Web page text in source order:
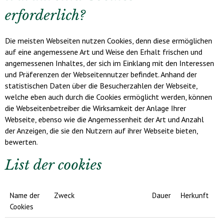
erforderlich?
Die meisten Webseiten nutzen Cookies, denn diese ermöglichen
auf eine angemessene Art und Weise den Erhalt frischen und
angemessenen Inhaltes, der sich im Einklang mit den Interessen
und Präferenzen der Webseitennutzer befindet. Anhand der
statistischen Daten über die Besucherzahlen der Webseite,
welche eben auch durch die Cookies ermöglicht werden, können
die Webseitenbetreiber die Wirksamkeit der Anlage Ihrer
Webseite, ebenso wie die Angemessenheit der Art und Anzahl
der Anzeigen, die sie den Nutzern auf ihrer Webseite bieten,
bewerten.
List der cookies
Name der
Cookies
Zweck Dauer Herkunft